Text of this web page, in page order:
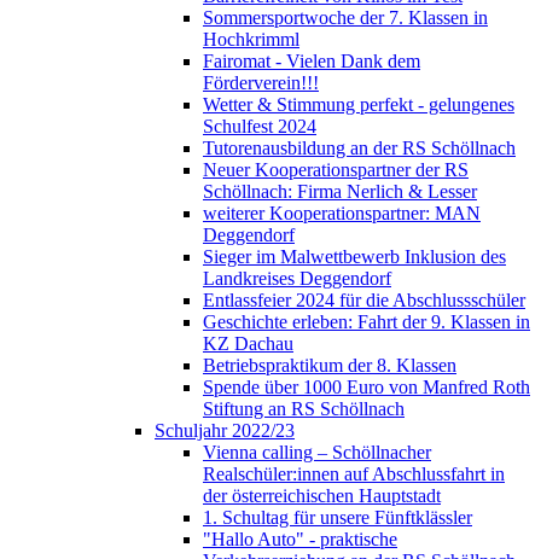
Sommersportwoche der 7. Klassen in
Hochkrimml
Fairomat - Vielen Dank dem
Förderverein!!!
Wetter & Stimmung perfekt - gelungenes
Schulfest 2024
Tutorenausbildung an der RS Schöllnach
Neuer Kooperationspartner der RS
Schöllnach: Firma Nerlich & Lesser
weiterer Kooperationspartner: MAN
Deggendorf
Sieger im Malwettbewerb Inklusion des
Landkreises Deggendorf
Entlassfeier 2024 für die Abschlussschüler
Geschichte erleben: Fahrt der 9. Klassen in
KZ Dachau
Betriebspraktikum der 8. Klassen
Spende über 1000 Euro von Manfred Roth
Stiftung an RS Schöllnach
Schuljahr 2022/23
Vienna calling – Schöllnacher
Realschüler:innen auf Abschlussfahrt in
der österreichischen Hauptstadt
1. Schultag für unsere Fünftklässler
"Hallo Auto" - praktische